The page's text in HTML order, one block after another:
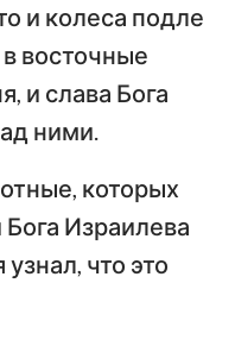
и колеса подле
в восточные
и слава Бога
ними.
которых
Израилева
что это